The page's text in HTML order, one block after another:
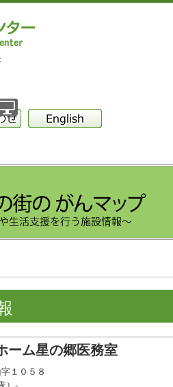
ーム星の郷医務室
１０５８